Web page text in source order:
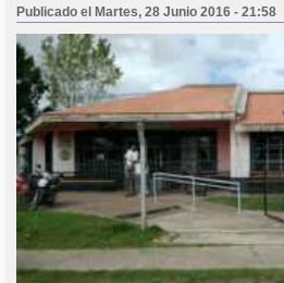
Publicado el Martes, 28 Junio 2016 - 21:58